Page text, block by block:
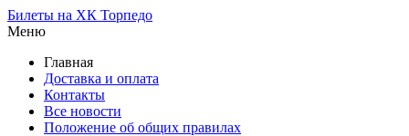
Билеты на ХК Торпедо
Меню
Главная
Доставка и оплата
Контакты
Все новости
Положение об общих правилах